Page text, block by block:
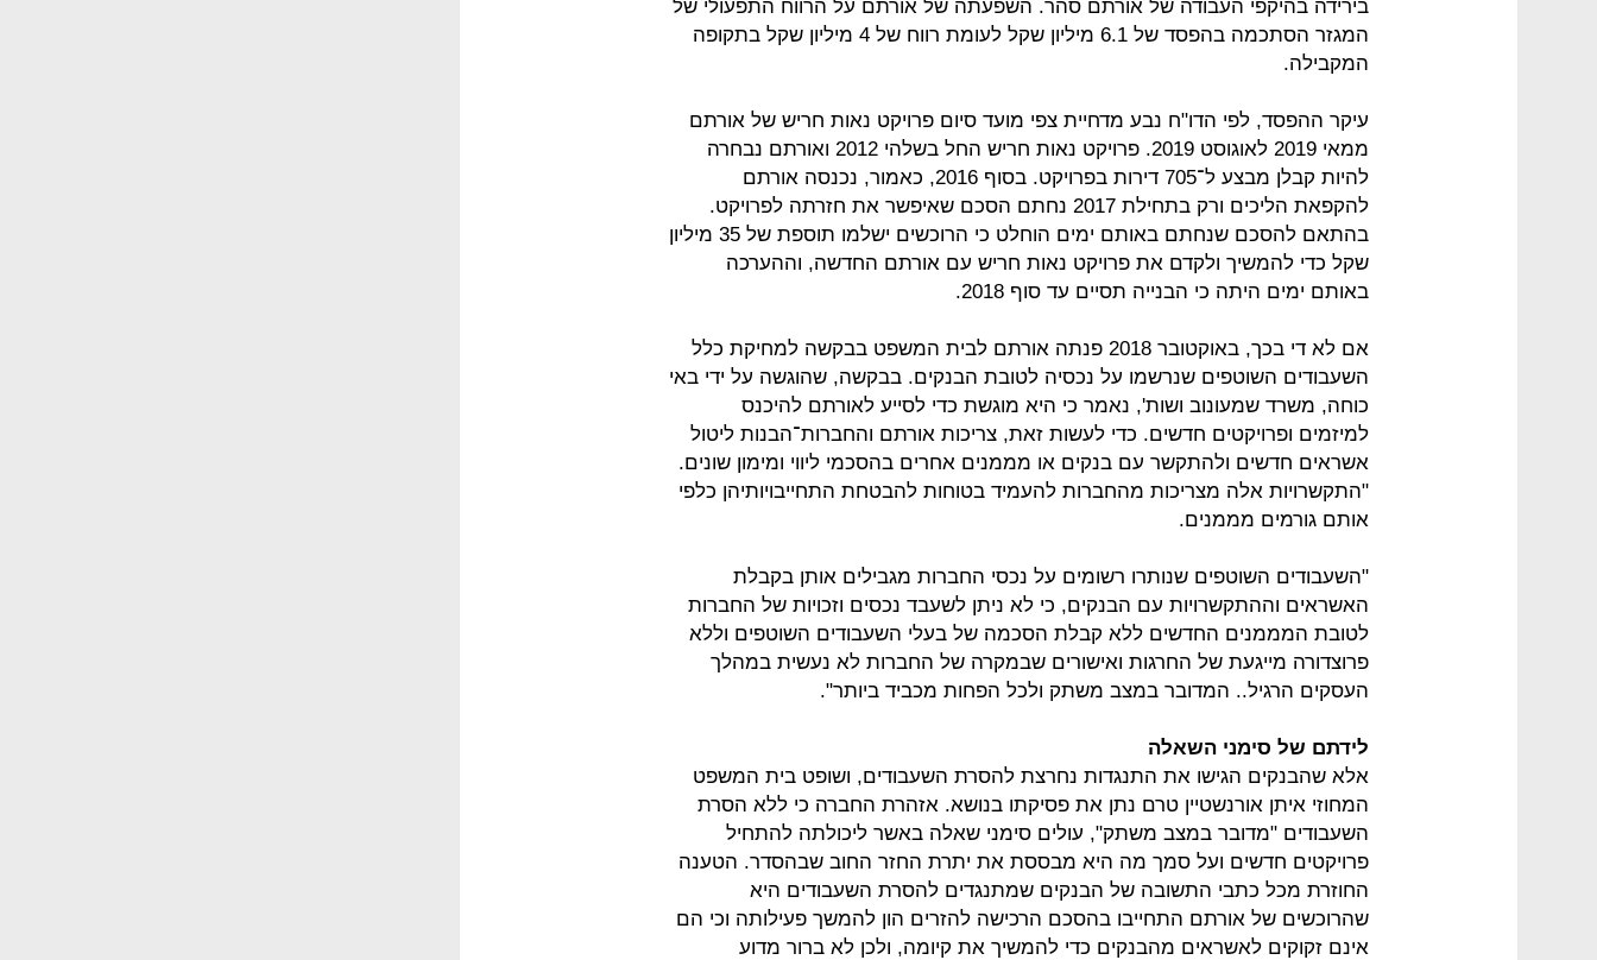
בירידה בהיקפי העבודה של אורתם סהר. השפעתה של אורתם על הרווח התפעולי של
המגזר הסתכמה בהפסד של 6.1 מיליון שקל לעומת רווח של 4 מיליון שקל בתקופה
המקבילה.
עיקר ההפסד, לפי הדו"ח נבע מדחיית צפי מועד סיום פרויקט נאות חריש של אורתם
ממאי 2019 לאוגוסט 2019. פרויקט נאות חריש החל בשלהי 2012 ואורתם נבחרה
להיות קבלן מבצע ל־705 דירות בפרויקט. בסוף 2016, כאמור, נכנסה אורתם
להקפאת הליכים ורק בתחילת 2017 נחתם הסכם שאיפשר את חזרתה לפרויקט.
בהתאם להסכם שנחתם באותם ימים הוחלט כי הרוכשים ישלמו תוספת של 35 מיליון
שקל כדי להמשיך ולקדם את פרויקט נאות חריש עם אורתם החדשה, וההערכה
באותם ימים היתה כי הבנייה תסיים עד סוף 2018.
אם לא די בכך, באוקטובר 2018 פנתה אורתם לבית המשפט בבקשה למחיקת כלל
השעבודים השוטפים שנרשמו על נכסיה לטובת הבנקים. בבקשה, שהוגשה על ידי באי
כוחה, משרד שמעונוב ושות', נאמר כי היא מוגשת כדי לסייע לאורתם להיכנס
למיזמים ופרויקטים חדשים. כדי לעשות זאת, צריכות אורתם והחברות־הבנות ליטול
אשראים חדשים ולהתקשר עם בנקים או מממנים אחרים בהסכמי ליווי ומימון שונים.
"התקשרויות אלה מצריכות מהחברות להעמיד בטוחות להבטחת התחייבויותיהן כלפי
אותם גורמים מממנים.
"השעבודים השוטפים שנותרו רשומים על נכסי החברות מגבילים אותן בקבלת
האשראים וההתקשרויות עם הבנקים, כי לא ניתן לשעבד נכסים וזכויות של החברות
לטובת המממנים החדשים ללא קבלת הסכמה של בעלי השעבודים השוטפים וללא
פרוצדורה מייגעת של החרגות ואישורים שבמקרה של החברות לא נעשית במהלך
העסקים הרגיל.. המדובר במצב משתק ולכל הפחות מכביד ביותר".
לידתם של סימני השאלה
אלא שהבנקים הגישו את התנגדות נחרצת להסרת השעבודים, ושופט בית המשפט
המחוזי איתן אורנשטיין טרם נתן את פסיקתו בנושא. אזהרת החברה כי ללא הסרת
השעבודים "מדובר במצב משתק", עולים סימני שאלה באשר ליכולתה להתחיל
פרויקטים חדשים ועל סמך מה היא מבססת את יתרת החזר החוב שבהסדר. הטענה
החוזרת מכל כתבי התשובה של הבנקים שמתנגדים להסרת השעבודים היא
שהרוכשים של אורתם התחייבו בהסכם הרכישה להזרים הון להמשך פעילותה וכי הם
אינם זקוקים לאשראים מהבנקים כדי להמשיך את קיומה, ולכן לא ברור מדוע